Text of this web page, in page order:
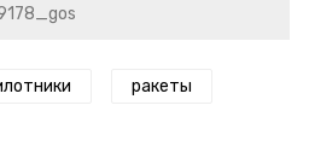
ракеты